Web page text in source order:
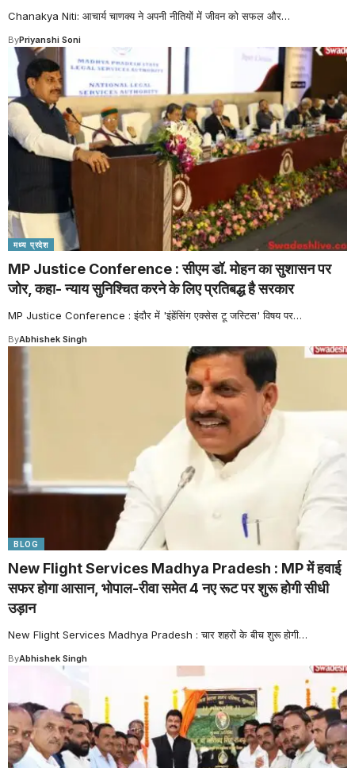
Chanakya Niti: आचार्य चाणक्य ने अपनी नीतियों में जीवन को सफल और…
ByPriyanshi Soni
मध्य प्रदेश
MP Justice Conference : सीएम डॉ. मोहन का सुशासन पर
जोर, कहा- न्याय सुनिश्चित करने के लिए प्रतिबद्ध है सरकार
MP Justice Conference : इंदौर में 'इंहेंसिंग एक्सेस टू जस्टिस' विषय पर…
ByAbhishek Singh
BLOG
New Flight Services Madhya Pradesh : MP में हवाई
सफर होगा आसान, भोपाल-रीवा समेत 4 नए रूट पर शुरू होगी सीधी
उड़ान
New Flight Services Madhya Pradesh : चार शहरों के बीच शुरू होगी…
ByAbhishek Singh